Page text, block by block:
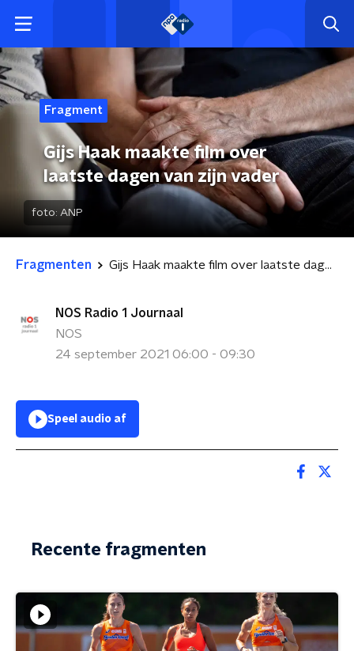
Fragment
Gijs Haak maakte film over
laatste dagen van zijn vader
foto: ANP
Fragmenten Gijs Haak maakte film over laatste dagen van zijn vader
NOS Radio 1 Journaal
NOS
24 september 2021 06:00 - 09:30
Speel audio af
Recente fragmenten